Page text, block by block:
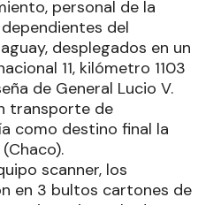
personal de la
del
desplegados en un
11, kilómetro 1103
de General Lucio V.
transporte de
como destino final la
scanner, los
en 3 bultos cartones de